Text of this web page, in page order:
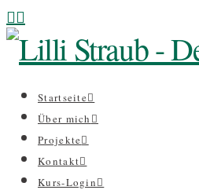
Startseite
Über mich
Projekte
Kontakt
Kurs-Login